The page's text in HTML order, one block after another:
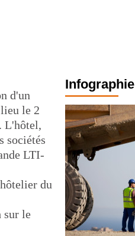
d'un
le 2
L'hôtel,
sociétés
LTI-
du
sur le
Infographie